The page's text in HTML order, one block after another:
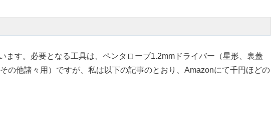
ます。必要となる工具は、ペンタローブ1.2mmドライバー（星形、裏蓋
の他諸々用）ですが、私は以下の記事のとおり、Amazonにて千円ほどの